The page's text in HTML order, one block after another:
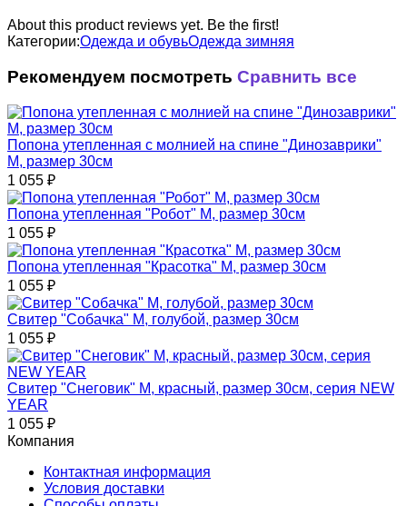
About this product reviews yet. Be the first!
Категории:Одежда и обувьОдежда зимняя
Рекомендуем посмотреть Сравнить все
Попона утепленная с молнией на спине "Динозаврики"
M, размер 30см
1 055 ₽
Попона утепленная "Робот" M, размер 30см
1 055 ₽
Попона утепленная "Красотка" M, размер 30см
1 055 ₽
Свитер "Собачка" M, голубой, размер 30см
1 055 ₽
Свитер "Снеговик" M, красный, размер 30см, серия NEW
YEAR
1 055 ₽
Компания
Контактная информация
Условия доставки